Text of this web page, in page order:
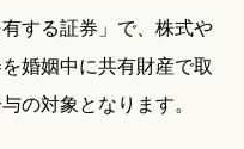
する証券」で、株式や
婚姻中に共有財産で取
の対象となります。